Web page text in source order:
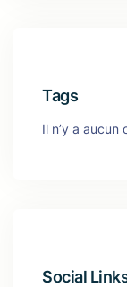
Tags
Il n’y a aucun
Social